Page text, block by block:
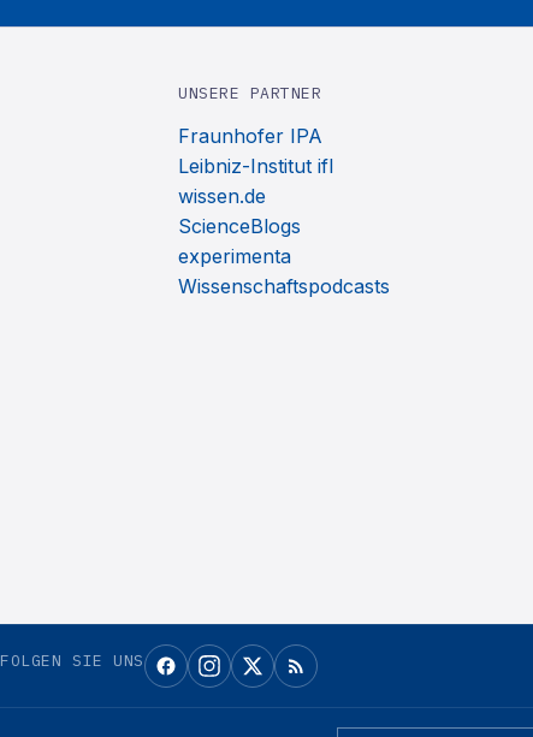
UNSERE PARTNER
Fraunhofer IPA
Leibniz-Institut ifl
wissen.de
ScienceBlogs
experimenta
Wissenschaftspodcasts
FOLGEN SIE UNS